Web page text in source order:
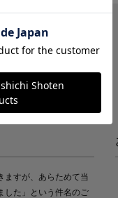
Facebook
ますが、あらためて当
した」という件名のご